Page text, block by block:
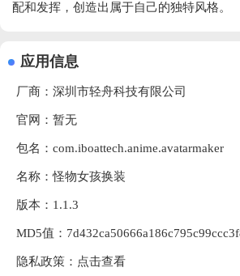
配和发挥，创造出属于自己的独特风格‌。
应用信息
厂商： 深圳市轻舟科技有限公司
官网：暂无
包名：com.iboattech.anime.avatarmaker
名称：怪物女孩换装
版本：1.1.3
MD5值：
隐私政策： 点击查看